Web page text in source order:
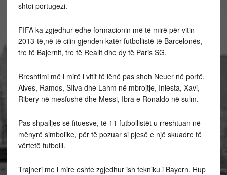
shtoi portugezi.
FIFA ka zgjedhur edhe formacionin më të mirë për vitin
2013-të,në të cilin gjenden katër futbollistë të Barcelonës,
tre të Bajernit, tre të Realit dhe dy të Paris SG.
Rreshtimi më i mirë i vitit të lënë pas sheh Neuer në portë,
Alves, Ramos, SIlva dhe Lahm në mbrojtje, Iniesta, Xavi,
Ribery në mesfushë dhe Messi, Ibra e Ronaldo në sulm.
Pas shpalljes së fituesve, të 11 futbollistët u rreshtuan në
mënyrë simbolike, për të pozuar si pjesë e një skuadre të
vërtetë futbolli.
Trajneri me i mire eshte zgjedhur ish tekniku i Bayern, Hup